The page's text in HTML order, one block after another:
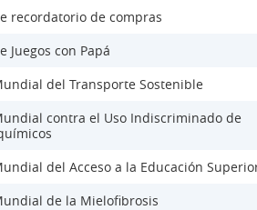
recordatorio de compras
Juegos con Papá
del Transporte Sostenible
contra el Uso Indiscriminado de
del Acceso a la Educación
de la Mielofibrosis